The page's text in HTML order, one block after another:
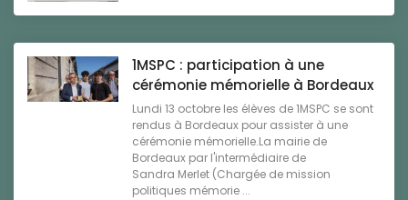
1MSPC : participation à une
cérémonie mémorielle à Bordeaux
Lundi 13 octobre les élèves de 1MSPC se sont
rendus à Bordeaux pour assister à une
cérémonie mémorielle.La mairie de
Bordeaux par l'intermédiaire de
Sandra Merlet (Chargée de mission
politiques mémorie ...